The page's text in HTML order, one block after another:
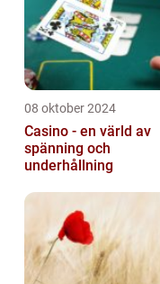
08 oktober 2024
Casino - en värld av
spänning och
underhållning